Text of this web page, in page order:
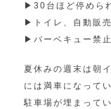
▶︎30台ほど停めら
▶︎トイレ、自動販
▶︎バーベキュー禁止
夏休みの週末は朝
には満車になって
駐車場が埋まって